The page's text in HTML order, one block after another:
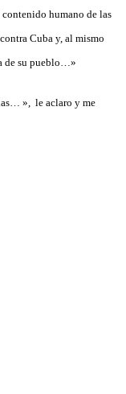
humano de las
Cuba y, al mismo
de su pueblo…»
», le aclaro y me